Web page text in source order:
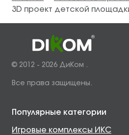
3D проект детской
© 2012 - 2026 ДиКом .
Все права защищены.
Популярные категории
Игровые комплексы ИКС